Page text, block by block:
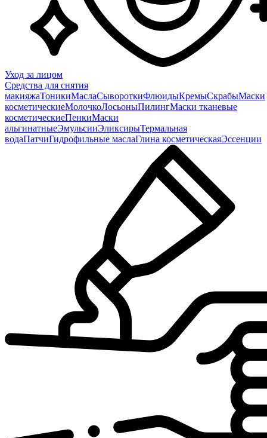
Уход за лицом
Средства для снятия
макияжаТоникиМаслаСывороткиФлюидыКремыСкрабыМаски
косметическиеМолочкоЛосьоныПилингМаски тканевые
косметическиеПенкиМаски
альгинатныеЭмульсииЭликсирыТермальная
водаПатчиГидрофильные маслаГлина косметическаяЭссенции